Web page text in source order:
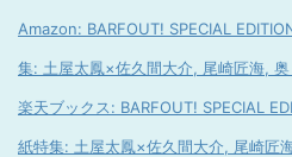
Amazon: BARFOUT! SPECIAL
集: 土屋太鳳×佐久間大介, 尾崎匠海,
楽天ブックス: BARFOUT! SPECIAL
紙特集: 土屋太鳳×佐久間大介, 尾崎匠